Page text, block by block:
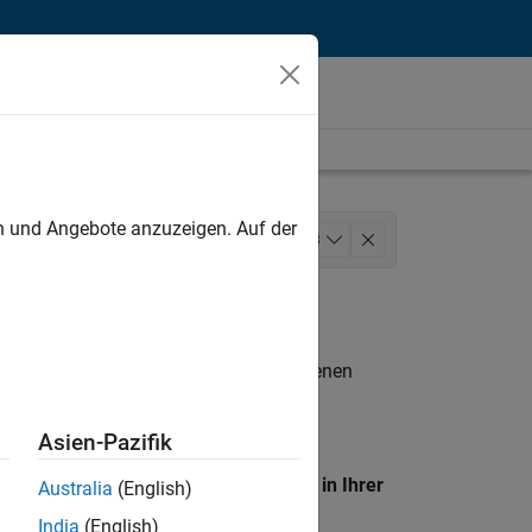
Finance and Operations 3
. Wenn Sie noch immer keine offenen
unseres
Standort, um alle Stellenangebote in Ihrer
Angebote anzuzeigen. Auf der
Asien-Pazifik
Australia (English)
India (English)